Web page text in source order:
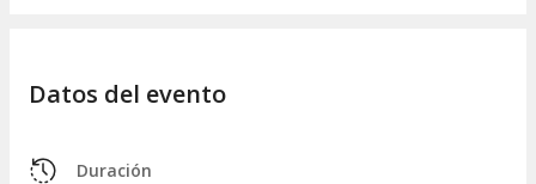
Datos del evento
Duración